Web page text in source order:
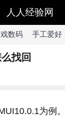
人人经验网
数码 手工爱好
找回
为例